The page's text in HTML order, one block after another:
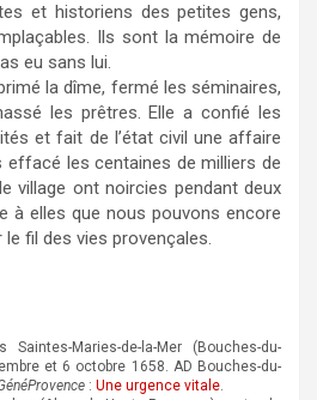
et historiens des petites gens,
Ils sont la mémoire de
eu sans lui.
la dîme, fermé les séminaires,
les prêtres. Elle a confié les
et fait de l’état civil une affaire
effacé les centaines de milliers de
village ont noircies pendant deux
à elles que nous pouvons encore
le fil des vies provençales.
Maries-de-la-Mer (Bouches-du-
et 6 octobre 1658. AD Bouches-du-
: Une urgence vitale.